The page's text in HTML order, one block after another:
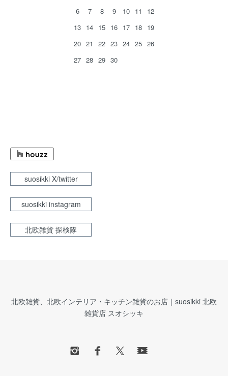
6
7 8 9 10 11
12
13 14 15 16 17 18 19
20 21 22 23 24 25 26
27 28 29 30
suosikki X/twitter
suosikki instagram
北欧雑貨 探検隊
北欧雑貨、北欧インテリア・キッチン雑貨のお店｜suosikki 北欧
雑貨店 スオシッキ